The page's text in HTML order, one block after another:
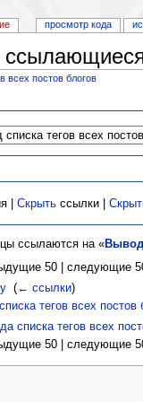
всех постов блогов
|Скрыть ссылки |
ссылаются на «Вывод
50 | следующие
‎ (← ссылки)
тегов всех постов
списка тегов всех
50 | следующие
просмотр кода